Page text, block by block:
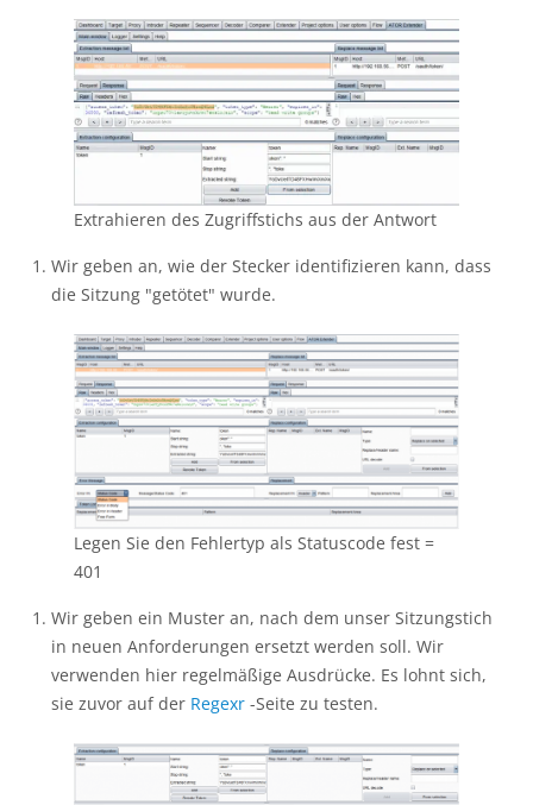
Extrahieren des Zugriffstichs aus der Antwort
Wir geben an, wie der Stecker identifizieren kann, dass
die Sitzung "getötet" wurde.
Legen Sie den Fehlertyp als Statuscode fest =
401
Wir geben ein Muster an, nach dem unser Sitzungstich
in neuen Anforderungen ersetzt werden soll. Wir
verwenden hier regelmäßige Ausdrücke. Es lohnt sich,
sie zuvor auf der Regexr -Seite zu testen.